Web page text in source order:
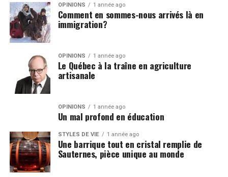
OPINIONS 1 année ago
Comment en sommes-nous arrivés là en
immigration?
OPINIONS 1 année ago
Le Québec à la traîne en agriculture
artisanale
OPINIONS 1 année ago
Un mal profond en éducation
STYLES DE VIE 1 année ago
Une barrique tout en cristal remplie de
Sauternes, pièce unique au monde